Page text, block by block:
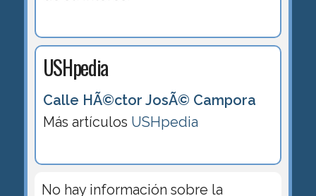
USHpedia
Calle HÃ©ctor JosÃ© Campora
Más artículos USHpedia
No hay información sobre la